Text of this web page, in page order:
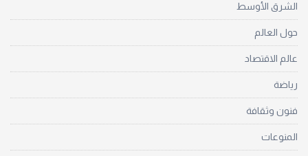
الشرق الأوسط
حول العالم
عالم الاقتصاد
رياضة
فنون وثقافة
المنوعات